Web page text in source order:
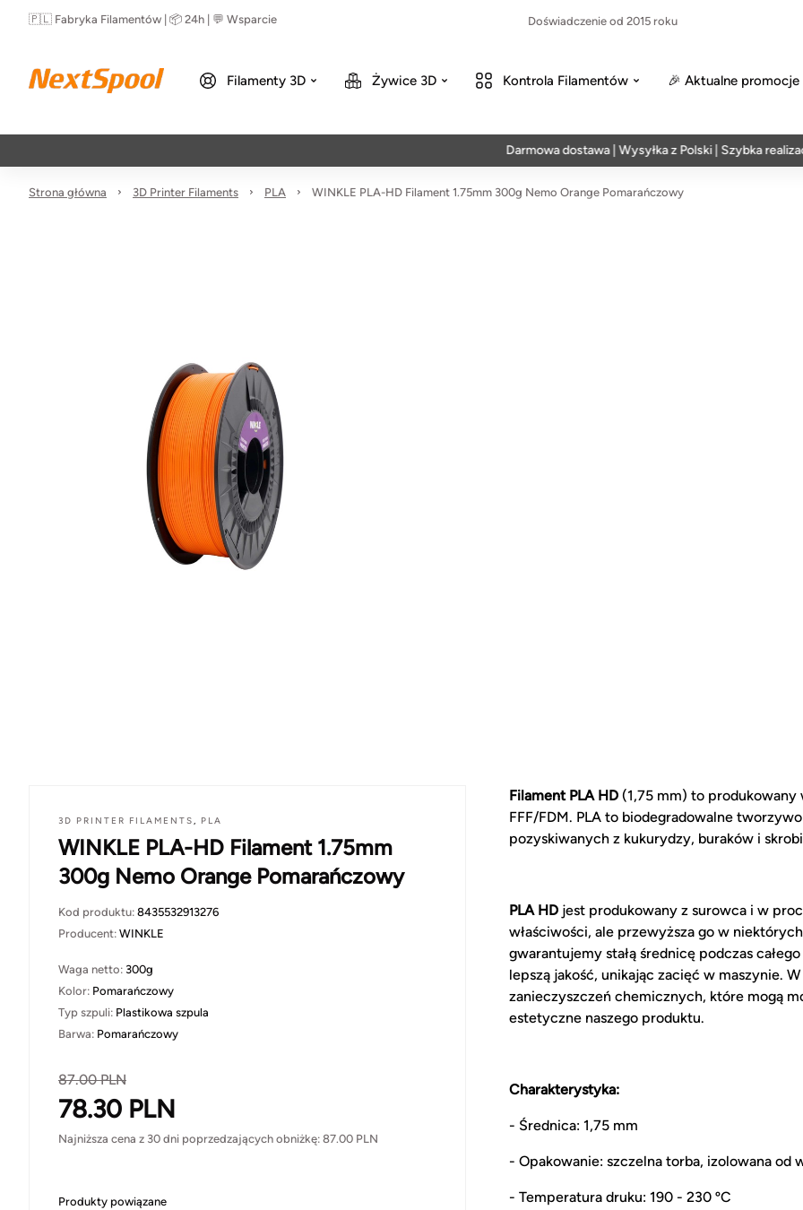
🇵🇱 Fabryka Filamentów | 📦 24h | 💬 Wsparcie Doświadczenie od 2015 roku
Filamenty 3D Żywice 3D Kontrola Filamentów 🎉 Aktualne promocje
Darmowa dostawa | Wysyłka z Polski | Szybka realizacja w
Strona główna 3D Printer Filaments PLA WINKLE PLA-HD Filament 1.75mm 300g Nemo Orange Pomarańczowy
3D PRINTER FILAMENTS, PLA
WINKLE PLA-HD Filament 1.75mm
300g Nemo Orange Pomarańczowy
Kod produktu: 8435532913276
Producent: WINKLE
Waga netto: 300g
Kolor: Pomarańczowy
Typ szpuli: Plastikowa szpula
Barwa: Pomarańczowy
87.00PLN
78.30 PLN
Najniższa cena z 30 dni poprzedzających obniżkę: 87.00 PLN
Produkty powiązane
Filament PLA HD (1,75 mm) to
FFF/FDM. PLA to biodegradowalne
pozyskiwanych z kukurydzy, buraków i
PLA HD jest produkowany z surowca i w
właściwości, ale przewyższa go w
gwarantujemy stałą średnicę podczas
lepszą jakość, unikając zacięć w maszynie.
zanieczyszczeń chemicznych, które mogą
estetyczne naszego produktu.
Charakterystyka:
- Średnica: 1,75 mm
- Opakowanie: szczelna torba, izolowana od
- Temperatura druku: 190 - 230 ºC